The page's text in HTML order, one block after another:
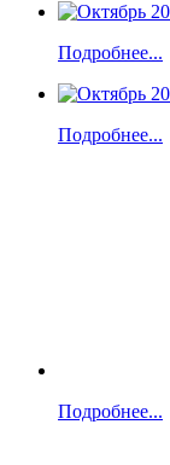
Подробнее...
Подробнее...
Подробнее...